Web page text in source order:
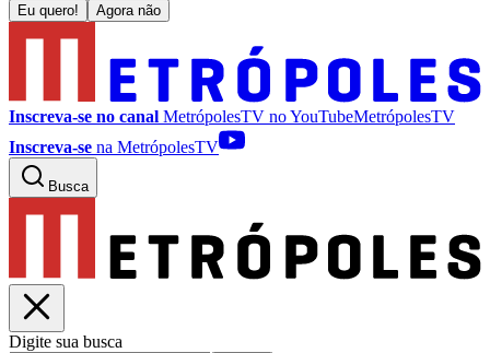
Eu quero! Agora não
Inscreva-se no canal MetrópolesTV noYouTubeMetrópolesTV
Inscreva-se na MetrópolesTV
Busca
Digite sua busca